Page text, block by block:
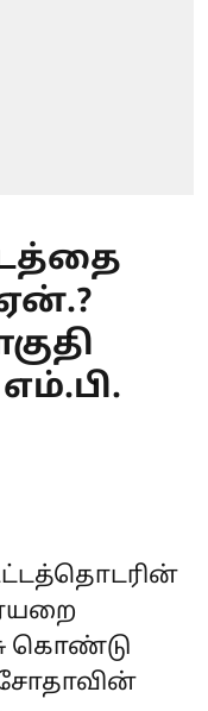
கொண்டு